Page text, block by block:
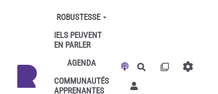
Aller au contenu principal
ROBUSTESSE
IELS PEUVENT
EN PARLER
AGENDA
COMMUNAUTÉS
APPRENANTES
Rechercher